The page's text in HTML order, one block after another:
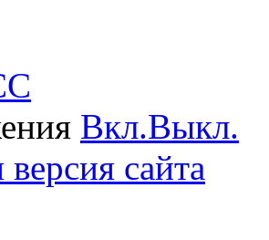
C
Вкл.Выкл.
сайта